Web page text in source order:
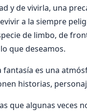
y de vivirla, una
a la siempre
de limbo, de
que deseamos.
fantasía es una
historias,
que algunas veces